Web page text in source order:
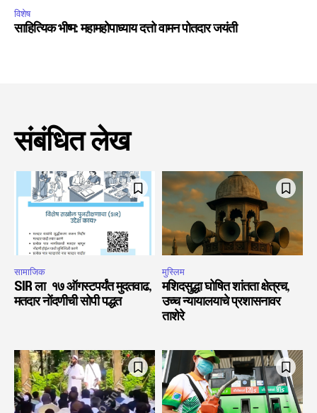
विशेष
साहित्यिक भीष्म: महामहोपाध्याय दत्तो वामन पोतदार जयंती
संबंधित लेख
सामाजिक
SIR ला १७ ऑगस्टपर्यंत मुदतवाढ,
मतदार नोंदणीची सोपी पद्धत
मुस्लिम
मशिदसुद्धा घोषित शांतता क्षेत्रच,
उच्च न्यायालयाचे प्रशासनावर
ताशेरे